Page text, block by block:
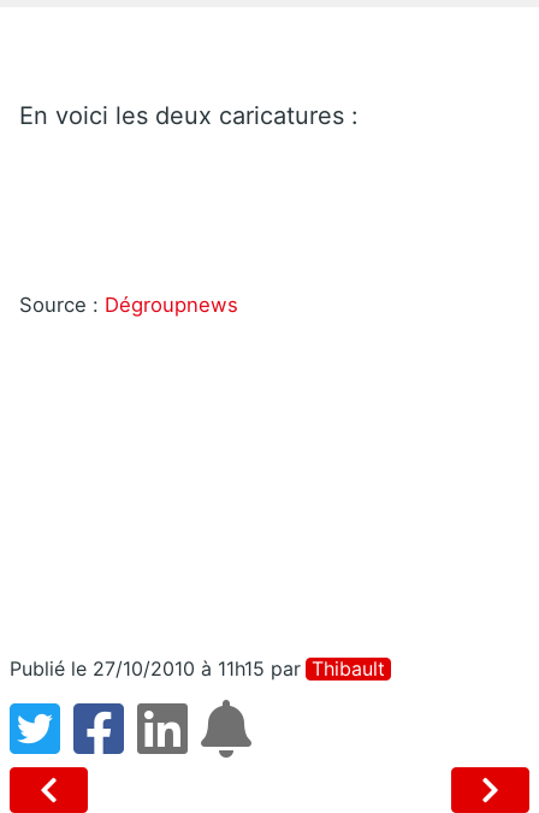
En voici les deux caricatures :
Source : Dégroupnews
Publié le 27/10/2010 à 11h15 par Thibault